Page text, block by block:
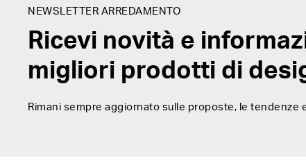
NEWSLETTER ARREDAMENTO
Ricevi novità e
migliori prodotti di
Rimani sempre aggiornato sulle proposte, le tendenze